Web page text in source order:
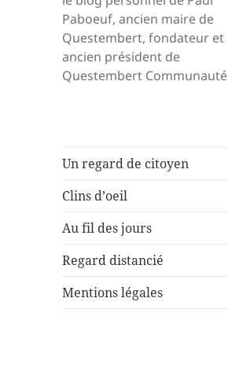
Paboeuf, ancien maire de
Questembert, fondateur et
ancien président de
Questembert Communauté
Un regard de citoyen
Clins d’oeil
Au fil des jours
Regard distancié
Mentions légales